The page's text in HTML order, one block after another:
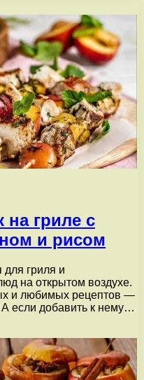
гриле с
и рисом
гриля и
на открытом воздухе.
и любимых рецептов —
если добавить к нему…